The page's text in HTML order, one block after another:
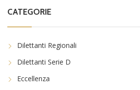
CATEGORIE
Dilettanti Regionali
Dilettanti Serie D
Eccellenza